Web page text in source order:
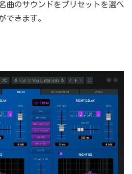
曲のサウンドをプリセットを選べ
できます。